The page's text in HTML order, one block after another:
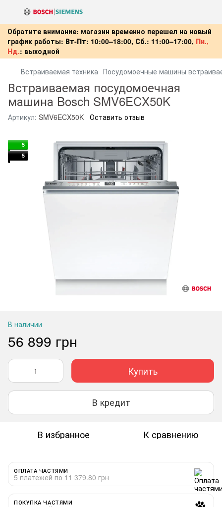
Обратите внимание: магазин временно перешел на новый
график работы: Вт-Пт: 10:00–18:00, Сб.: 11:00–17:00, Пн.,
Нд.: выходной
Встраиваемая техника Посудомоечные машины
Встраиваемая посудомоечная
машина Bosch SMV6ECX50K
Артикул: SMV6ECX50K Оставить отзыв
5
5
В наличии
56 899 грн
Купить
В кредит
В избранное К сравнению
ОПЛАТА ЧАСТЯМИ
5 платежей по 11 379.80 грн
ПОКУПКА ЧАСТЯМИ